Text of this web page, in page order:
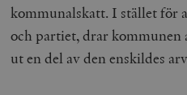
kommunalskatt. I stället för
och partiet, drar kommunen
ut en del av den enskildes